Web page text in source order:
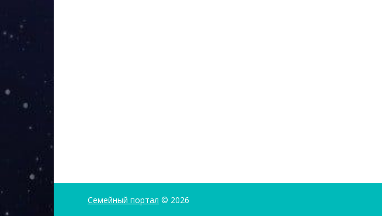
Семейный портал © 2026